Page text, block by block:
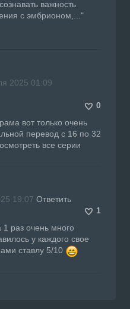
важность
с эмбрионом,..."
2025 01:09
0
вот только очень
перевод с 16 по 32
все серии
19:07 Ответить
1
раз очень много
у каждого свое
ставлу 5/10